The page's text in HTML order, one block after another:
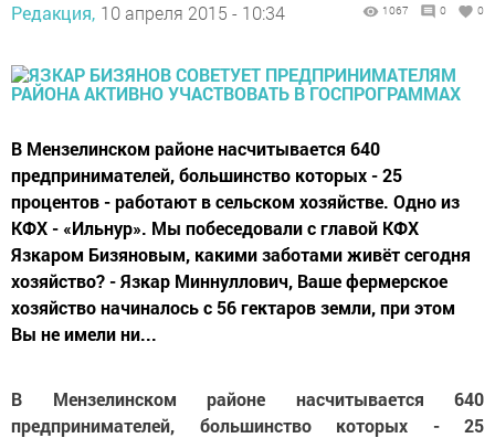
Редакция, 10 апреля 2015 - 10:34 1067 0 0
В Мензелинском районе насчитывается 640
предпринимателей, большинство которых - 25
процентов - работают в сельском хозяйстве. Одно из
КФХ - «Ильнур». Мы побеседовали с главой КФХ
Язкаром Бизяновым, какими заботами живёт сегодня
хозяйство? - Язкар Миннуллович, Ваше фермерское
хозяйство начиналось с 56 гектаров земли, при этом
Вы не имели ни...
В Мензелинском районе насчитывается 640
предпринимателей, большинство которых - 25